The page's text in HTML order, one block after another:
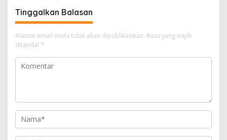
Tinggalkan Balasan
Alamat email Anda tidak akan dipublikasikan. Ruas yang wajib
ditandai *